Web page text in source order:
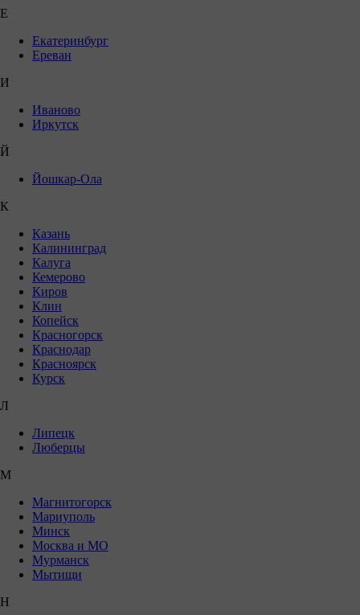
Е
Екатеринбург
Ереван
И
Иваново
Иркутск
Й
Йошкар-Ола
К
Казань
Калининград
Калуга
Кемерово
Киров
Клин
Копейск
Красногорск
Краснодар
Красноярск
Курск
Л
Липецк
Люберцы
М
Магнитогорск
Мариуполь
Минск
Москва и МО
Мурманск
Мытищи
Н